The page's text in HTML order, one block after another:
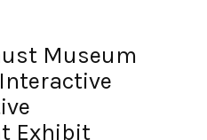
Museum
Exhibit